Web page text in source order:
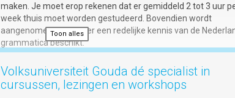
om te ontdekken. Inschrijven:In de Stilte van de Dingen –
schilderen met olieverf | Volksuniversiteit Gouda
Jij gaat het maken
Altijd al kleding willen leren maken, bestaande kleding willen
pimpen of je eigen tas maken? In de eerste les bespreken we
maken. Je moet erop rekenen dat er gemiddeld 2 tot 3 uur
week thuis moet worden gestudeerd. Bovendien wordt
aangenomen dat je over een redelijke kennis van de
grammatica beschikt.
Je dient zelf te zorgen voor het aanschaffen van boeken.
Informatie omtrent titels e.d. staat bij elke cursus vermeld. De
Toon alles
Volksuniversiteit Gouda dé specialist in
cursussen, lezingen en workshops